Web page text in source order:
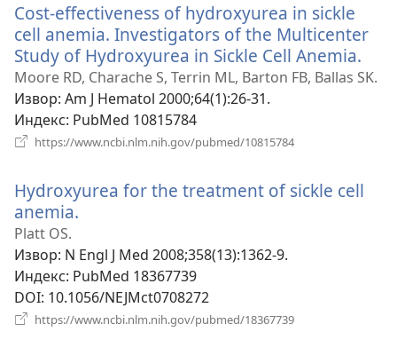
Cost-effectiveness of hydroxyurea in sickle
cell anemia. Investigators of the Multicenter
Study of Hydroxyurea in Sickle Cell Anemia.
Moore RD, Charache S, Terrin ML, Barton FB, Ballas SK.
Извор‎: Am J Hematol 2000;64(1):26-31.
Индекс‎: PubMed 10815784
https://www.ncbi.nlm.nih.gov/pubmed/10815784
Hydroxyurea for the treatment of sickle cell
anemia.
прозор)
Platt OS.
Извор‎: N Engl J Med 2008;358(13):1362-9.
Индекс‎: PubMed 18367739
DOI‎: 10.1056/NEJMct0708272
https://www.ncbi.nlm.nih.gov/pubmed/18367739